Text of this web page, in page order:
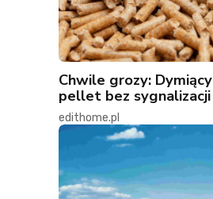
Chwile grozy:
pellet bez sygnalizacji
edithome.pl